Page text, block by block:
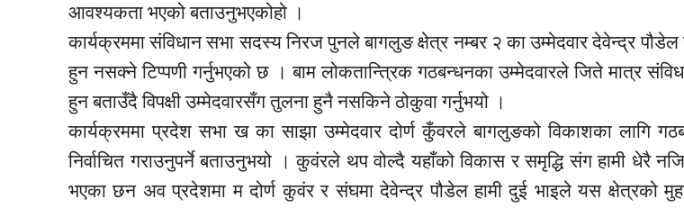
आवश्यकता भएको बताउनुभएकोहो ।
कार्यक्रममा संविधान सभा सदस्य निरज पुनले बागलुङ क्षेत्र नम्बर २ का उम्मेदवार देवेन्द्र पौडेल
हुन नसक्ने टिप्पणी गर्नुभएको छ । बाम लोकतान्त्रिक गठबन्धनका उम्मेदवारले जिते मात्र
हुन बताउँदै विपक्षी उम्मेदवारसँग तुलना हुनै नसकिने ठोकुवा गर्नुभयो ।
कार्यक्रममा प्रदेश सभा ख का साझा उम्मेदवार दोर्ण कुँवरले बागलुङको विकाशका लागि
निर्वाचित गराउनुपर्ने बताउनुभयो । कुवंरले थप वोल्दै यहाँको विकास र समृद्धि संग हामी धेरै
भएका छन अव प्रदेशमा म दोर्ण कुवंर र संघमा देवेन्द्र पौडेल हामी दुई भाइले यस क्षेत्रको